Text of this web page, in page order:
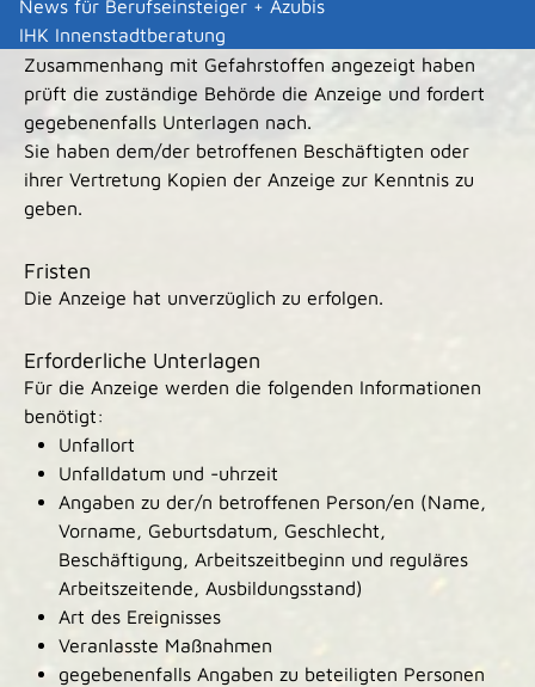
News für Berufseinsteiger + Azubis
IHK Innenstadtberatung
Nachdem Sie einen Unfall oder eine Betriebsstörung
beziehungsweise Krankheits- oder Todesfälle in
Zusammenhang mit Gefahrstoffen angezeigt haben
prüft die zuständige Behörde die Anzeige und fordert
gegebenenfalls Unterlagen nach.
Sie haben dem/der betroffenen Beschäftigten oder
ihrer Vertretung Kopien der Anzeige zur Kenntnis zu
geben.
Fristen
Die Anzeige hat unverzüglich zu erfolgen.
Erforderliche Unterlagen
Für die Anzeige werden die folgenden Informationen
benötigt:
Unfallort
Unfalldatum und -uhrzeit
Angaben zu der/n betroffenen Person/en (Name,
Vorname, Geburtsdatum, Geschlecht,
Beschäftigung, Arbeitszeitbeginn und reguläres
Arbeitszeitende, Ausbildungsstand)
Art des Ereignisses
Veranlasste Maßnahmen
gegebenenfalls Angaben zu beteiligten Personen